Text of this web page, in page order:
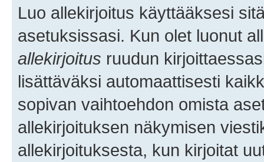
Luo allekirjoitus käyttääksesi
asetuksissasi. Kun olet luonut
allekirjoitus ruudun
lisättäväksi automaattisesti
sopivan vaihtoehdon omista
allekirjoituksen näkymisen
allekirjoituksesta, kun kirjoitat